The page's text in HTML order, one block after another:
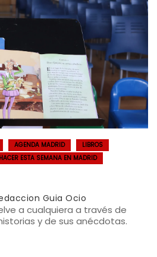
AGENDA MADRID
LIBROS
ESTA SEMANA EN MADRID
Guia Ocio
a cualquiera a través de
y de sus anécdotas.